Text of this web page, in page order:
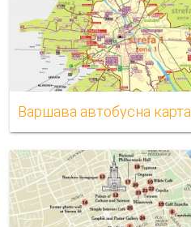
Варшава автобусна карта